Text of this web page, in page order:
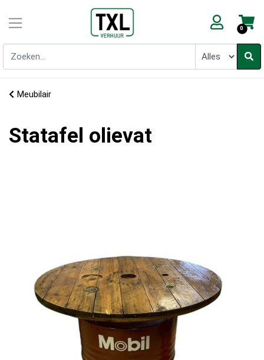
0
Meubilair
Statafel olievat